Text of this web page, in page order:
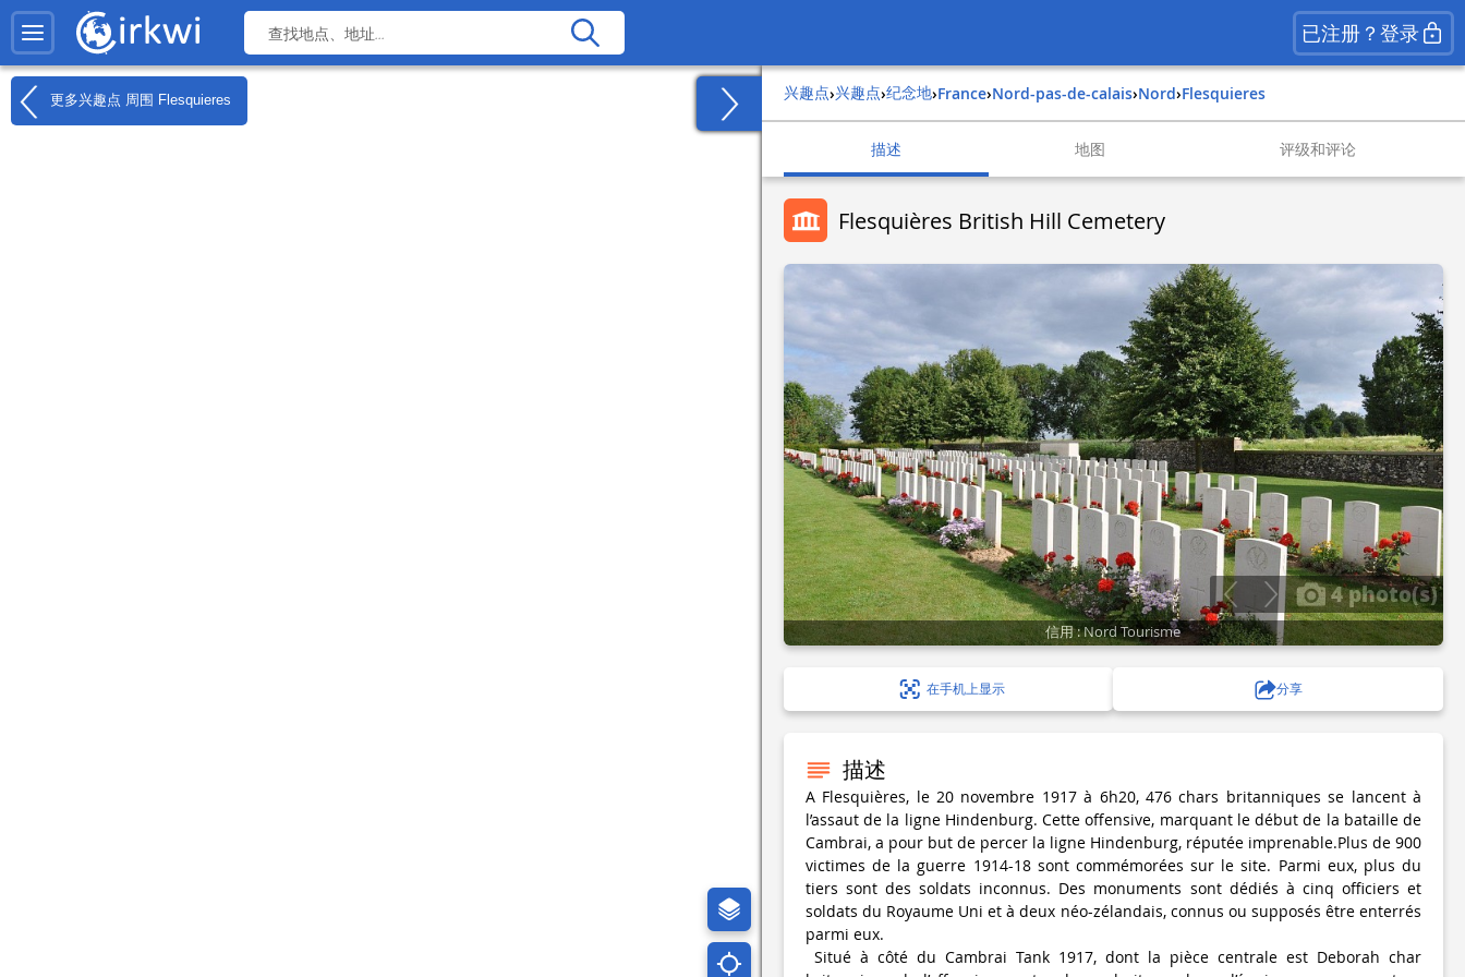
已注册？登录
更多兴趣点 周围 Flesquieres 兴趣点› 兴趣点› 纪念地› france› nord-pas-de-calais› nord› flesquieres
描述 地图 评级和评论
Flesquières British Hill Cemetery
4 photo(s)
信用 : Nord Tourisme
在手机上显示 分享
描述
A Flesquières, le 20 novembre 1917 à 6h20, 476 chars britanniques se lancent à
l’assaut de la ligne Hindenburg. Cette offensive, marquant le début de la bataille de
Cambrai, a pour but de percer la ligne Hindenburg, réputée imprenable.Plus de 900
victimes de la guerre 1914-18 sont commémorées sur le site. Parmi eux, plus du
tiers sont des soldats inconnus. Des monuments sont dédiés à cinq officiers et
soldats du Royaume Uni et à deux néo-zélandais, connus ou supposés être enterrés
parmi eux.
Situé à côté du Cambrai Tank 1917, dont la pièce centrale est Deborah char